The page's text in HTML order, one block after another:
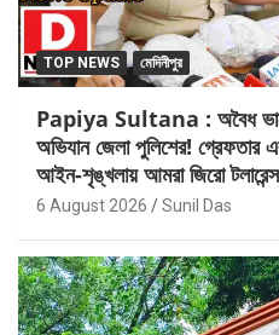
TOP NEWS মেদিনীপুর
Papiya Sultana : অবৈধ ভাবে
অভিযান জেলা পুলিশের! গ্রেফতার
আইন-শৃঙ্খলায় আমরা জিরো টলারেন্স
6 August 2026 Sunil Das